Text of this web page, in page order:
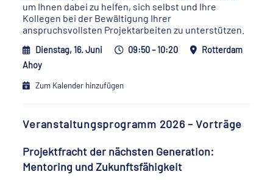
um Ihnen dabei zu helfen, sich selbst und Ihre
Kollegen bei der Bewältigung Ihrer
anspruchsvollsten Projektarbeiten zu unterstützen.
Dienstag, 16. Juni 09:50 – 10:20
Rotterdam
Ahoy
Zum Kalender hinzufügen
Veranstaltungsprogramm 2026 – Vorträge
Projektfracht der nächsten Generation:
Mentoring und Zukunftsfähigkeit